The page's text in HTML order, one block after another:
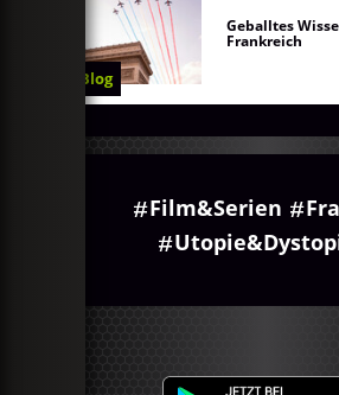
Blog
Geballtes
Frankreich
Film&Serien